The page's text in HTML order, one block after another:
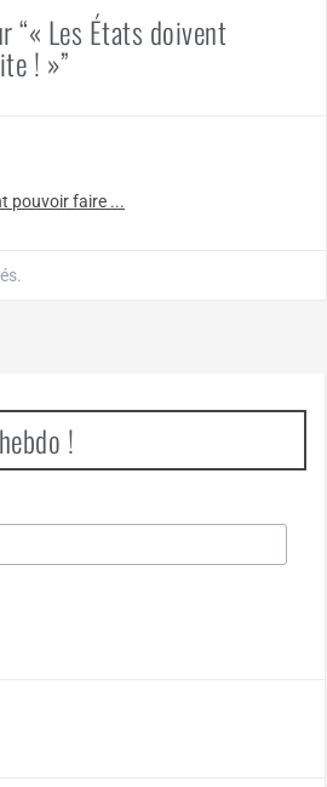
“« Les États doivent
! »”
pouvoir faire ...
!